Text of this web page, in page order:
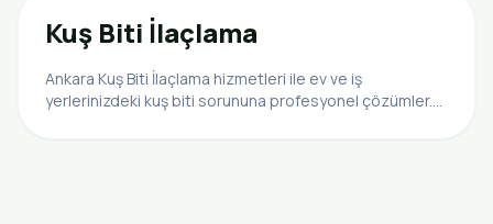
Kuş Biti İlaçlama
Ankara Kuş Biti İlaçlama hizmetleri ile ev ve iş
yerlerinizdeki kuş biti sorununa profesyonel çözümler.